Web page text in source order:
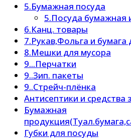
5.Бумажная посуда
5.Посуда бумажная
6.Канц. товары
7.Рукав,Фольга и бумага
8.Мешки для мусора
9...Перчатки
9..Зип. пакеты
9..Стрейч-плёнка
Антисептики и средства
Бумажная
Губки для посуды